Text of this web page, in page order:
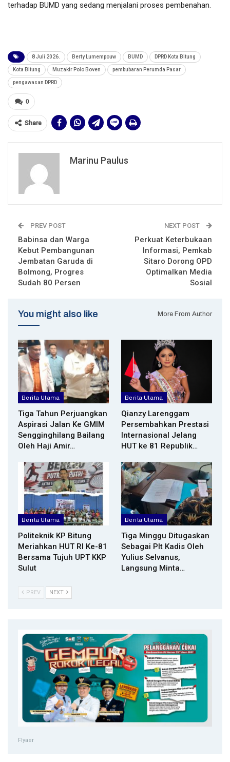
terhadap BUMD yang sedang menjalani proses pembenahan.
8 Juli 2026. Berty Lumempouw BUMD DPRD Kota Bitung
Kota Bitung Muzakir Polo Boven pembubaran Perumda Pasar
pengawasan DPRD
0
Share
Marinu Paulus
PREV POST
Babinsa dan Warga
Kebut Pembangunan
Jembatan Garuda di
Bolmong, Progres
Sudah 80 Persen
NEXT POST
Perkuat Keterbukaan
Informasi, Pemkab
Sitaro Dorong OPD
Optimalkan Media
Sosial
You might also like More From Author
Berita Utama
Tiga Tahun Perjuangkan
Aspirasi Jalan Ke GMIM
Sengginghilang Bailang
Oleh Haji Amir…
Berita Utama
Qianzy Larenggam
Persembahkan Prestasi
Internasional Jelang
HUT ke 81 Republik…
Berita Utama
Politeknik KP Bitung
Meriahkan HUT RI Ke-81
Bersama Tujuh UPT KKP
Sulut
Berita Utama
Tiga Minggu Ditugaskan
Sebagai Plt Kadis Oleh
Yulius Selvanus,
Langsung Minta…
PREV NEXT
Flyaer